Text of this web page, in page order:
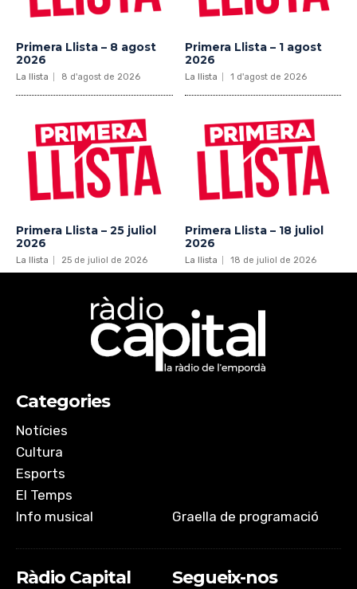
Primera Llista – 8 agost
2026
La llista 8 d'agost de 2026
Primera Llista – 1 agost
2026
La llista 1 d'agost de 2026
Primera Llista – 25 juliol
2026
La llista 25 de juliol de 2026
Primera Llista – 18 juliol
2026
La llista 18 de juliol de 2026
Categories
Notícies
Cultura
Esports
El Temps
Info musical
Graella de programació
Ràdio Capital Segueix-nos